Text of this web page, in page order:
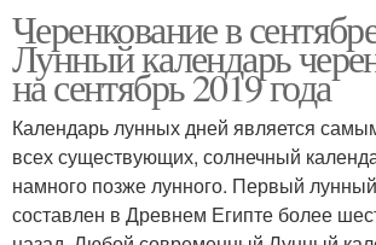
Черенкование в
Лунный календарь
на сентябрь 2019 года
Календарь лунных дней является
всех существующих, солнечный
намного позже лунного. Первый
составлен в Древнем Египте более